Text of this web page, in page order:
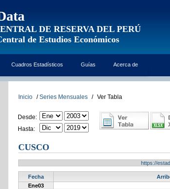
DE RESERVA DEL PERÚ
de Estudios Económicos
Cuadros Estadísticos Guías Acerca de
Inicio / Series Mensuales / Ver Tabla
Desde:
Hasta:
CUSCO
https://
Fecha
Ene03